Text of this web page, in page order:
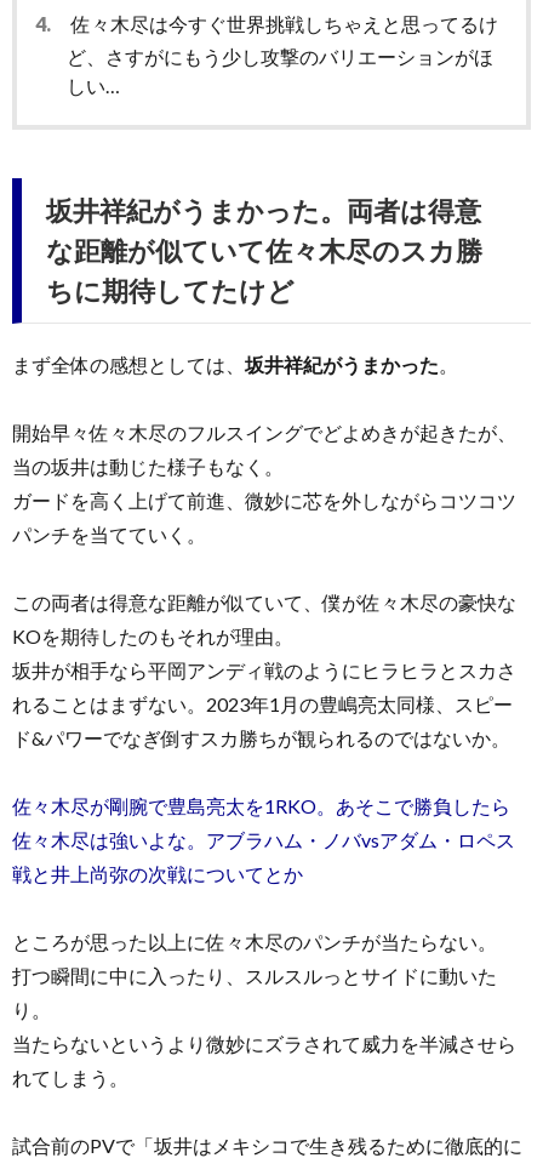
4.
佐々木尽は今すぐ世界挑戦しちゃえと思ってるけ
ど、さすがにもう少し攻撃のバリエーションがほ
しい…
坂井祥紀がうまかった。両者は得意
な距離が似ていて佐々木尽のスカ勝
ちに期待してたけど
まず全体の感想としては、 坂井祥紀がうまかった
開始早々佐々木尽のフルスイングでどよめきが起きたが、
当の坂井は動じた様子もなく。
ガードを高く上げて前進、微妙に芯を外しながらコツコツ
パンチを当てていく。
この両者は得意な距離が似ていて、僕が佐々木尽の豪快な
KOを期待したのもそれが理由。
坂井が相手なら平岡アンディ戦のようにヒラヒラとスカさ
れることはまずない。2023年1月の豊嶋亮太同様、スピー
ド&パワーでなぎ倒すスカ勝ちが観られるのではないか。
佐々木尽が剛腕で豊島亮太を1RKO。あそこで勝負したら
佐々木尽は強いよな。アブラハム・ノバvsアダム・ロペス
戦と井上尚弥の次戦についてとか
ところが思った以上に佐々木尽のパンチが当たらない。
打つ瞬間に中に入ったり、スルスルっとサイドに動いた
り。
当たらないというより微妙にズラされて威力を半減させら
れてしまう。
試合前のPVで「坂井はメキシコで生き残るために徹底的に